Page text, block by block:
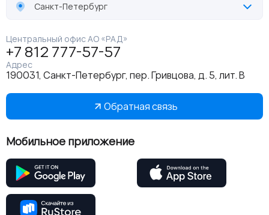
Санкт-Петербург
Центральный офис АО «РАД»
+7 812 777-57-57
Адрес
190031, Санкт-Петербург, пер. Гривцова, д. 5, лит. В
Обратная связь
Мобильное приложение